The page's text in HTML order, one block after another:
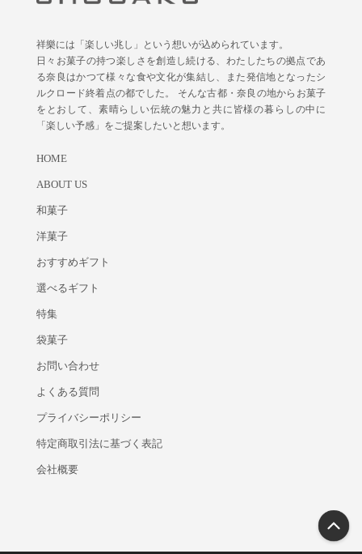
祥樂には「楽しい兆し」という想いが込められています。
日々お菓子の持つ楽しさを創造し続ける、わたしたちの拠点であ
る奈良はかつて様々な食や文化が集結し、また発信地となったシ
ルクロード終着点の都でした。 そんな古都・奈良の地からお菓子
をとおして、素晴らしい伝統の魅力と共に皆様の暮らしの中に
「楽しい予感」をご提案したいと想います。
HOME
ABOUT US
和菓子
洋菓子
おすすめギフト
選べるギフト
特集
袋菓子
お問い合わせ
よくある質問
プライバシーポリシー
特定商取引法に基づく表記
会社概要